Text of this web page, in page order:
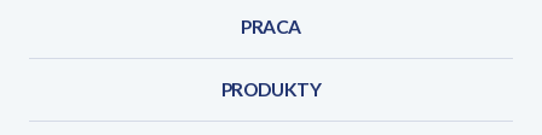
PRACA
PRODUKTY